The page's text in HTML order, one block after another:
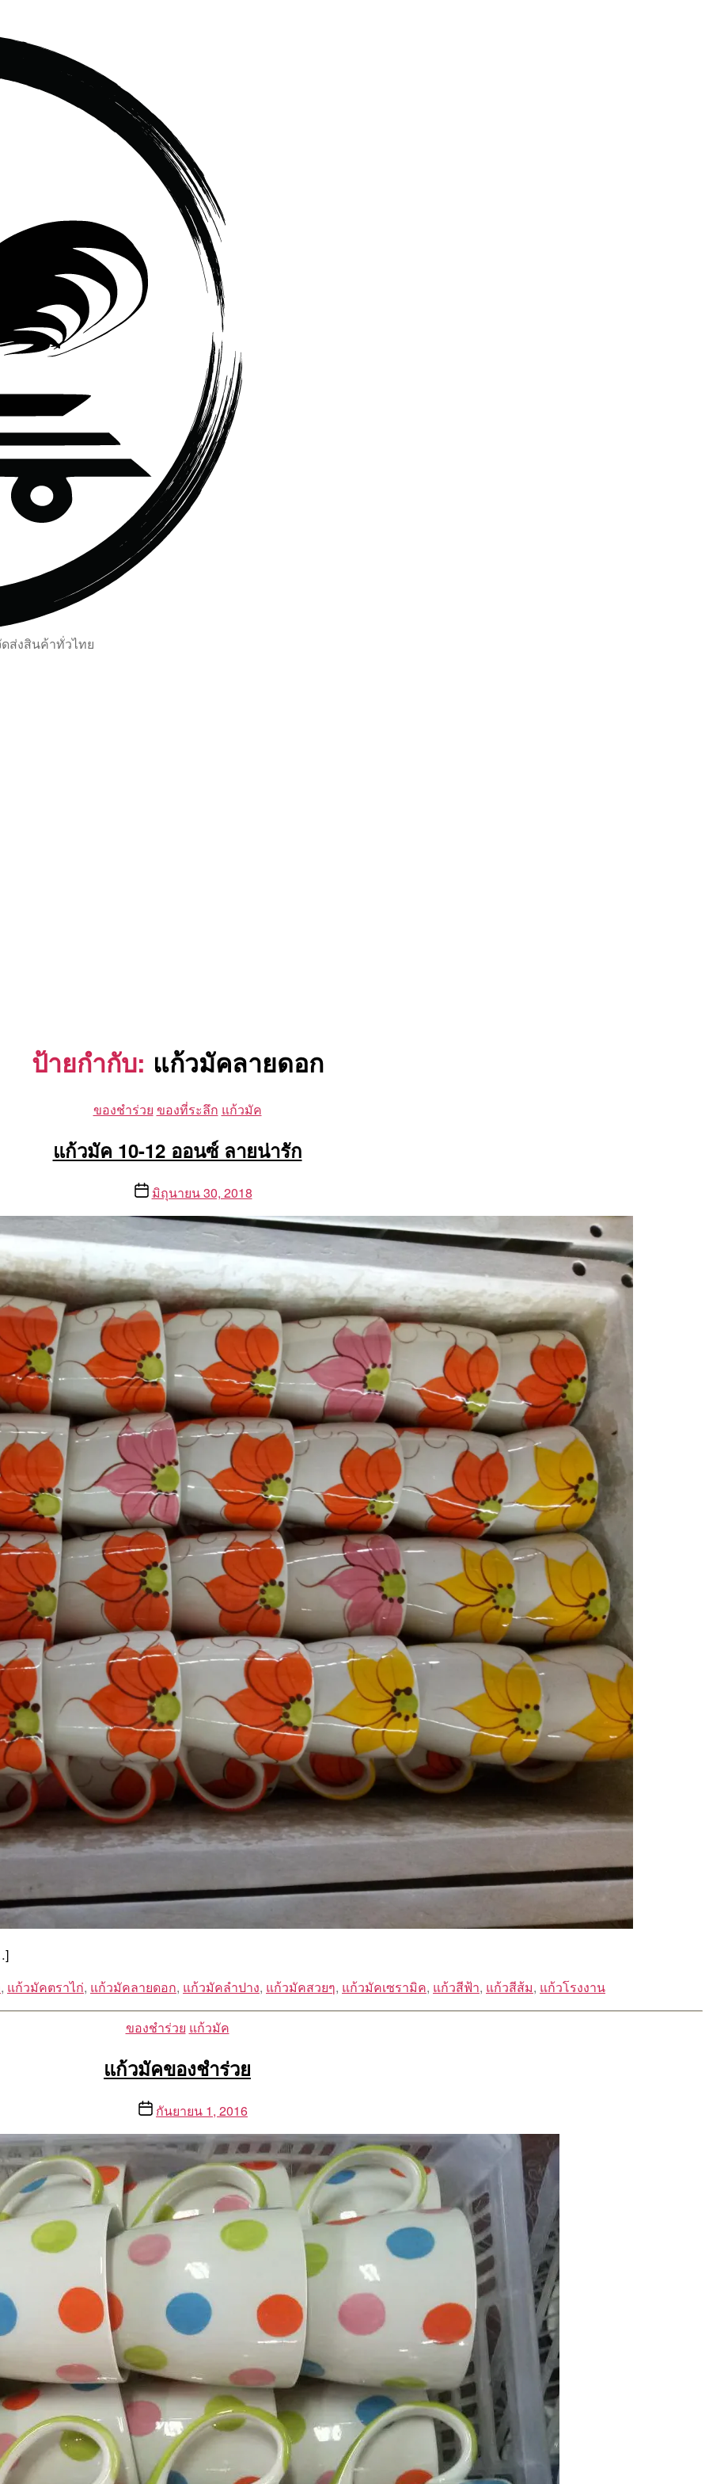
ส่งสินค้าทั่วไทย
ป้ายกำกับ: แก้วมัคลายดอก
Categories
ของชำร่วย ของที่ระลึก แก้วมัค
แก้วมัค 10-12 ออนซ์ ลายน่ารัก
Postมิถุนายน 30, 2018
, แก้วมัคตราไก่, แก้วมัคลายดอก, แก้วมัคลำปาง, แก้วมัคสวยๆ, แก้วมัคเซรามิค, แก้วสีฟ้า, แก้วสีส้ม, แก้วโรงงาน
Categories
ของชำร่วย แก้วมัค
แก้วมัคของชำร่วย
Postกันยายน 1, 2016